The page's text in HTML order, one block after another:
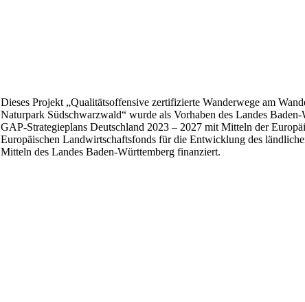
Dieses Projekt „Qualitätsoffensive zertifizierte Wanderwege am
Naturpark Südschwarzwald“ wurde als Vorhaben des Landes
GAP-Strategieplans Deutschland 2023 – 2027 mit Mitteln der
Europäischen Landwirtschaftsfonds für die Entwicklung des
Mitteln des Landes Baden-Württemberg finanziert.